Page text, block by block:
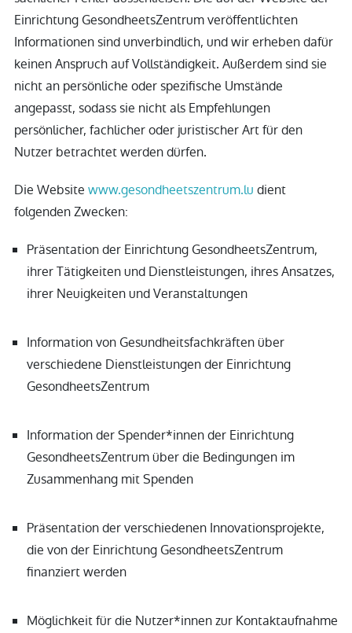
Einrichtung GesondheetsZentrum veröffentlichten
Informationen sind unverbindlich, und wir erheben dafür
keinen Anspruch auf Vollständigkeit. Außerdem sind sie
nicht an persönliche oder spezifische Umstände
angepasst, sodass sie nicht als Empfehlungen
persönlicher, fachlicher oder juristischer Art für den
Nutzer betrachtet werden dürfen.
Die Website www.gesondheetszentrum.lu dient
folgenden Zwecken:
Präsentation der Einrichtung GesondheetsZentrum,
ihrer Tätigkeiten und Dienstleistungen, ihres Ansatzes,
ihrer Neuigkeiten und Veranstaltungen
Information von Gesundheitsfachkräften über
verschiedene Dienstleistungen der Einrichtung
GesondheetsZentrum
Information der Spender*innen der Einrichtung
GesondheetsZentrum über die Bedingungen im
Zusammenhang mit Spenden
Präsentation der verschiedenen Innovationsprojekte,
die von der Einrichtung GesondheetsZentrum
finanziert werden
Möglichkeit für die Nutzer*innen zur Kontaktaufnahme